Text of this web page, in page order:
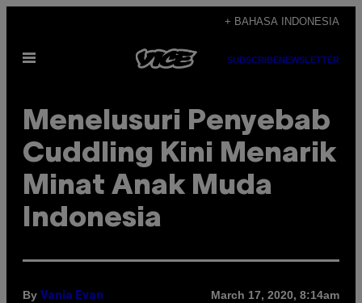
content
+ BAHASA INDONESIA
Open
SUBSCRIBENEWSLETTER
Menelusuri Penyebab
Cuddling Kini Menarik
Minat Anak Muda
Indonesia
By Vania Evan March 17, 2020, 8:14am